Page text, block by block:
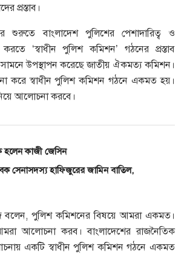
প্রস্তাব।
বাংলাদেশ পুলিশের পেশাদারিত্ব ও
করতে ‘স্বাধীন পুলিশ কমিশন’ গঠনের প্রস্তাব
উপস্থাপন করেছে জাতীয় ঐকমত্য কমিশন।
করে স্বাধীন পুলিশ কমিশন গঠনে একমত হয়।
আলোচনা করবে।
হলেন কাজী জেসিন
সেনাসদস্য হাফিজুরের জামিন বাতিল,
বলেন, পুলিশ কমিশনের বিষয়ে আমরা একমত।
আলোচনা করব। বাংলাদেশের রাজনৈতিক
একটি স্বাধীন পুলিশ কমিশন গঠনে একমত